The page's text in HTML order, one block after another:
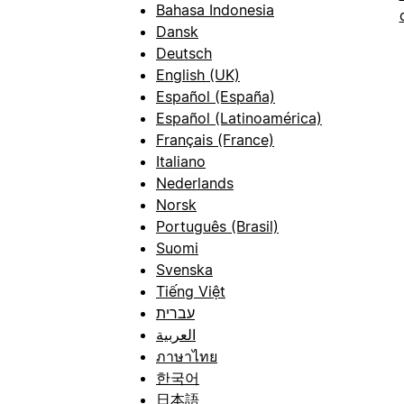
Bahasa Indonesia
Dansk
Deutsch
English (UK)
Español (España)
Español (Latinoamérica)
Français (France)
Italiano
Nederlands
Norsk
Português (Brasil)
Suomi
Svenska
Tiếng Việt
עברית
العربية
ภาษาไทย
한국어
日本語